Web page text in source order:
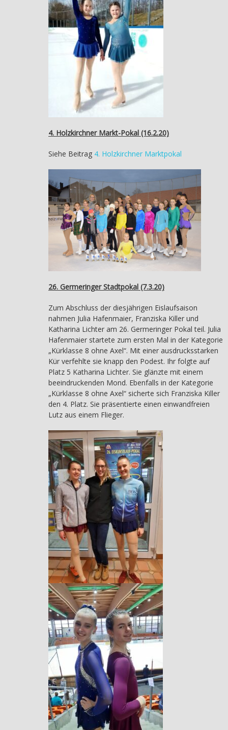
4. Holzkirchner Markt-Pokal (16.2.20)
Siehe Beitrag 4. Holzkirchner Marktpokal
26. Germeringer Stadtpokal (7.3.20)
Zum Abschluss der diesjährigen Eislaufsaison
nahmen Julia Hafenmaier, Franziska Killer und
Katharina Lichter am 26. Germeringer Pokal teil. Julia
Hafenmaier startete zum ersten Mal in der Kategorie
„Kürklasse 8 ohne Axel“. Mit einer ausdrucksstarken
Kür verfehlte sie knapp den Podest. Ihr folgte auf
Platz 5 Katharina Lichter. Sie glänzte mit einem
beeindruckenden Mond. Ebenfalls in der Kategorie
„Kürklasse 8 ohne Axel“ sicherte sich Franziska Killer
den 4. Platz. Sie präsentierte einen einwandfreien
Lutz aus einem Flieger.